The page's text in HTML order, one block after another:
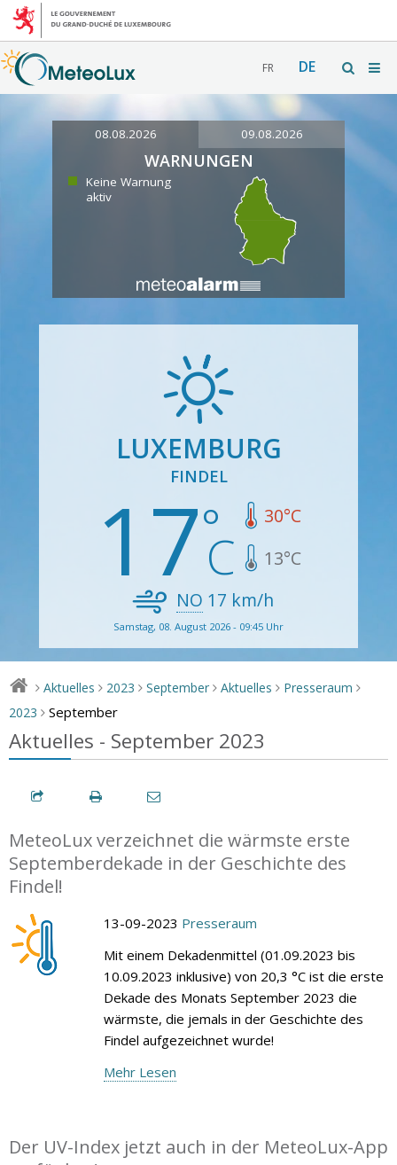
FR DE
08.08.2026 09.08.2026
WARNUNGEN
Keine Warnung
aktiv
LUXEMBURG
FINDEL
17 30°C
13°C
NO 17 km/h
Samstag, 08. August 2026 - 09:45 Uhr
> Aktuelles > 2023 > September > Aktuelles > Presseraum >
2023 > September
Aktuelles - September 2023
MeteoLux verzeichnet die wärmste erste
Septemberdekade in der Geschichte des
Findel!
13-09-2023 Presseraum
Mit einem Dekadenmittel (01.09.2023 bis
10.09.2023 inklusive) von 20,3 °C ist die erste
Dekade des Monats September 2023 die
wärmste, die jemals in der Geschichte des
Findel aufgezeichnet wurde!
Mehr Lesen
Der UV-Index jetzt auch in der MeteoLux-App